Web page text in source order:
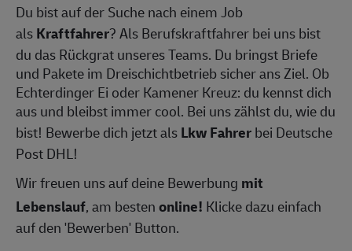
Du bist auf der Suche nach einem Job
alsKraftfahrer? Als Berufskraftfahrer bei uns bist
du das Rückgrat unseres Teams. Du bringst Briefe
und Pakete im Dreischichtbetrieb sicher ans Ziel. Ob
Echterdinger Ei oder Kamener Kreuz: du kennst dich
aus und bleibst immer cool. Bei uns zählst du, wie du
bist! Bewerbe dich jetzt alsLkw Fahrerbei Deutsche
Post DHL!
Wir freuen uns auf deine Bewerbung mit
Lebenslauf, am bestenonline! Klicke dazu einfach
auf den 'Bewerben' Button.